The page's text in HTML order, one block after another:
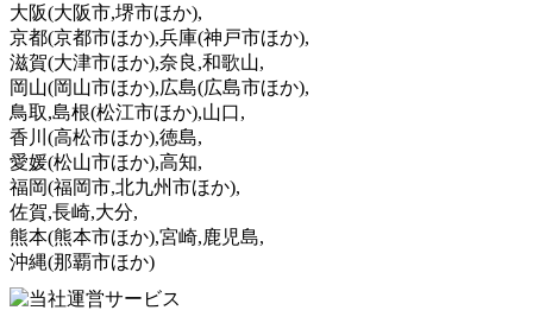
大阪(大阪市,堺市ほか),
京都(京都市ほか),兵庫(神戸市ほか),
滋賀(大津市ほか),奈良,和歌山,
岡山(岡山市ほか),広島(広島市ほか),
鳥取,島根(松江市ほか),山口,
香川 (高松市ほか),徳島,
愛媛(松山市ほか),高知,
福岡(福岡市,北九州市ほか),
佐賀,長崎,大分,
熊本(熊本市ほか),宮崎,鹿児島,
沖縄(那覇市ほか)